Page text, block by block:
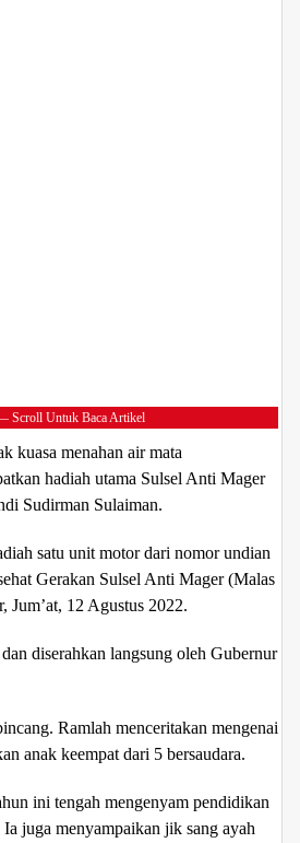
Scroll Untuk Baca Artikel
kuasa menahan air mata
hadiah utama Sulsel Anti Mager
Sudirman Sulaiman.
satu unit motor dari nomor undian
Gerakan Sulsel Anti Mager (Malas
Jum’at, 12 Agustus 2022.
diserahkan langsung oleh Gubernur
Ramlah menceritakan mengenai
anak keempat dari 5 bersaudara.
ini tengah mengenyam pendidikan
juga menyampaikan jik sang ayah